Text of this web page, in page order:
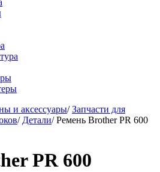
и аксессуары/ Запчасти для
/ Детали/ Ремень Brother PR 600
PR 600